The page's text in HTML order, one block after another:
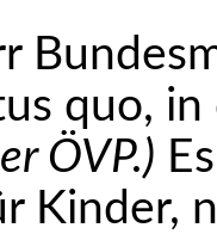
quo,
ÖVP.)
Kinder,